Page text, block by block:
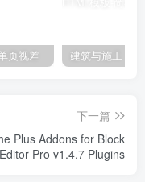
页视差
下一篇
Plus Addons for Block
Editor Pro v1.4.7 Plugins